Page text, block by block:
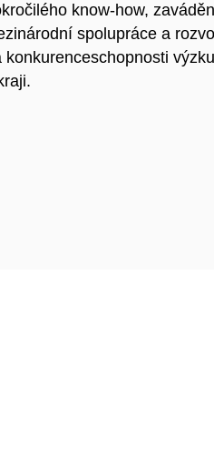
know-how,
spolupráce a